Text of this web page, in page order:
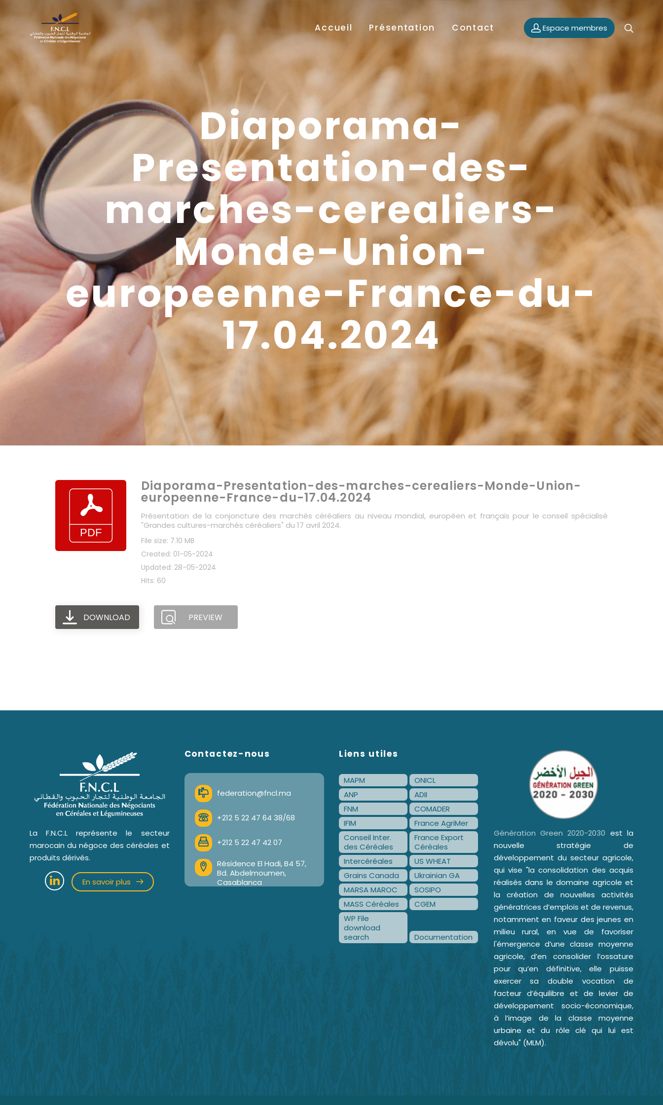
Accueil Présentation Contact Espace membres
Diaporama-
Presentation-des-
marches-cerealiers-
Monde-Union-
europeenne-France-du-
17.04.2024
Diaporama-Presentation-des-marches-cerealiers-Monde-Union-
europeenne-France-du-17.04.2024
Présentation de la conjoncture des marchés céréaliers au niveau mondial, européen et français pour le conseil spécialisé
"Grandes cultures-marchés céréaliers" du 17 avril 2024.
File size: 7.10 MB
Created: 01-05-2024
Updated: 28-05-2024
Hits: 60
DOWNLOAD PREVIEW
La F.N.C.L représente le secteur
marocain du négoce des céréales et
produits dérivés.
En savoir plus
Contactez-nous
federation@fncl.ma
+212 5 22 47 64 38/68
+212 5 22 47 42 07
Résidence El Hadi, B4 57,
Bd. Abdelmoumen,
Casablanca
Liens utiles
MAPM
ONICL
ANP
ADII
FNM
COMADER
IFIM
France AgriMer
Conseil Inter.
des Céréales
France Export
Céréales
Intercéréales
US WHEAT
Grains Canada
Ukrainian GA
MARSA MAROC
SOSIPO
MASS Céréales
CGEM
WP File
download
search
Documentation
Génération Green 2020-2030 est la
nouvelle stratégie de
développement du secteur agricole,
qui vise "la consolidation des acquis
réalisés dans le domaine agricole et
la création de nouvelles activités
génératrices d’emplois et de revenus,
notamment en faveur des jeunes en
milieu rural, en vue de favoriser
l'émergence d’une classe moyenne
agricole, d’en consolider l’ossature
pour qu’en définitive, elle puisse
exercer sa double vocation de
facteur d’équilibre et de levier de
développement socio-économique,
à l’image de la classe moyenne
urbaine et du rôle clé qui lui est
dévolu" (MLM).